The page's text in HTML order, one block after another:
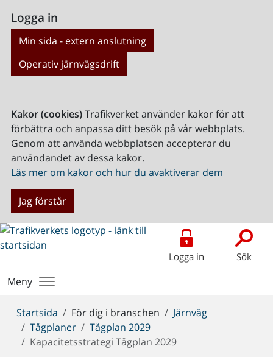
Logga in
Min sida - extern anslutning
Operativ järnvägsdrift
Kakor (cookies)Trafikverket använder kakor för att
förbättra och anpassa ditt besök på vår webbplats.
Genom att använda webbplatsen accepterar du
användandet av dessa kakor.
Läs mer om kakor och hur du avaktiverar dem
Jag förstår
Logga in Sök
Meny
Du
är
här:
Startsida För dig i branschen
Järnväg
Tågplaner
Tågplan 2029
Kapacitetsstrategi Tågplan 2029